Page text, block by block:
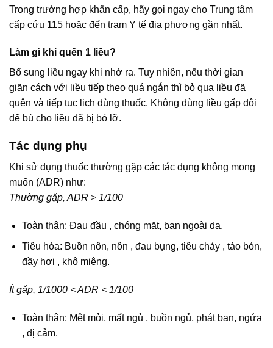
Trong trường hợp khẩn cấp, hãy gọi ngay cho Trung tâm
cấp cứu 115 hoặc đến trạm Y tế địa phương gần nhất.
Làm gì khi quên 1 liều?
Bổ sung liều ngay khi nhớ ra. Tuy nhiên, nếu thời gian
giãn cách với liều tiếp theo quá ngắn thì bỏ qua liều đã
quên và tiếp tục lịch dùng thuốc. Không dùng liều gấp đôi
để bù cho liều đã bị bỏ lỡ.
Tác dụng phụ
Khi sử dụng thuốc thường gặp các tác dụng không mong
muốn (ADR) như:
Thường gặp, ADR > 1/100
Toàn thân: Đau đầu , chóng mặt, ban ngoài da.
Tiêu hóa: Buồn nôn, nôn , đau bụng, tiêu chảy , táo bón,
đầy hơi , khô miệng.
Ít gặp, 1/1000 < ADR < 1/100
Toàn thân: Mệt mỏi, mất ngủ , buồn ngủ, phát ban, ngứa
, dị cảm.